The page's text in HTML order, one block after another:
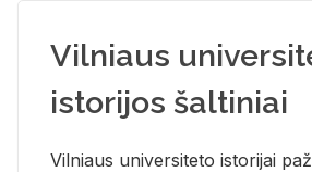
Vilniaus
istorijos šaltiniai
Vil­niaus uni­ver­si­te­to is­to­ri­jai